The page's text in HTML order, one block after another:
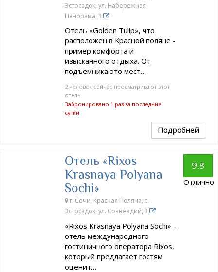
Эстосадок, ул. Набережная
Панорама, 3
Отель «Golden Tulip», что
расположен в Красной поляне -
пример комфорта и
изысканного отдыха. От
подъемника это мест…
2 человек сейчас просматривают этот
отель
Забронировано 1 раз за последние
сутки
Подробней
Отель «Rixos
Krasnaya Polyana
Sochi»
г. Сочи, Красная Поляна, с.
Эстосадок, ул. Созвездий, 3
«Rixos Krasnaya Polyana Sochi» -
отель международного
гостиничного оператора Rixos,
который предлагает гостям
оценит…
9.8
Отлично